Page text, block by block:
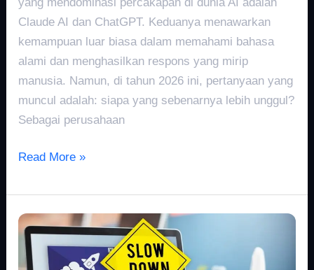
Claude AI dan ChatGPT. Keduanya menawarkan
kemampuan luar biasa dalam memahami bahasa
alami dan menghasilkan respons yang mirip
manusia. Namun, di tahun 2026 ini, pertanyaan yang
muncul adalah: siapa yang sebenarnya lebih unggul?
Sebagai perusahaan
Read More »
Web
Down
Tiba-